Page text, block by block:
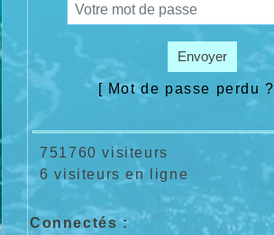
Envoyer
[ Mot de passe perdu ?
751760 visiteurs
6 visiteurs en ligne
Connectés :